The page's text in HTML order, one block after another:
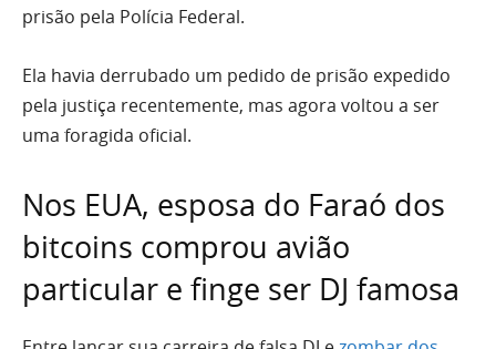
prisão pela Polícia Federal.
Ela havia derrubado um pedido de prisão expedido
pela justiça recentemente, mas agora voltou a ser
uma foragida oficial.
Nos EUA, esposa do Faraó dos
bitcoins comprou avião
particular e finge ser DJ famosa